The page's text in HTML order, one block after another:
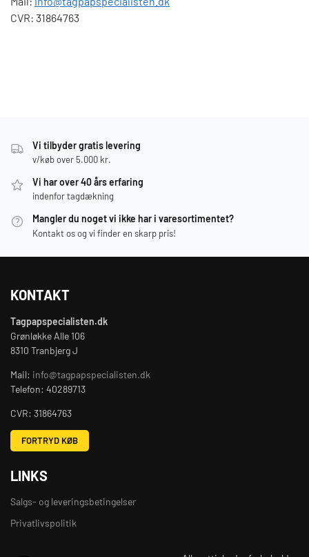
CVR: 31864763
Vi tilbyder gratis levering
v/køb over 5.000 kr.
Vi har over 40 års erfaring
indenfor tagdækning
Mangler du noget vi ikke har i varesortimentet?
Kontakt os og vi finder en skarp pris!
KONTAKT
Tagpapspecialisten.dk
Grønløkke Alle 106
8310 Tranbjerg J
Mail: info@tagpapspecialisten.dk
Telefon: 40289713
CVR: 31864763
FORTRYD KØB
LINKS
Salgs- og leveringsbetingelser
Privatlivspolitik